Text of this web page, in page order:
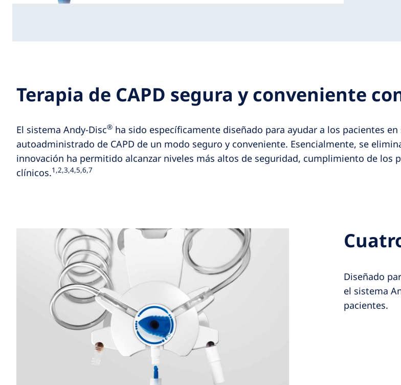
Terapia de CAPD segura y conveniente
El sistema Andy-Disc® ha sido específicamente diseñado para ayudar a los pacientes
autoadministrado de CAPD de un modo seguro y conveniente. Esencialmente, se
innovación ha permitido alcanzar niveles más altos de seguridad, cumplimiento de los
clínicos.1,2,3,4,5,6,7
Diseñado
el sistema
pacientes.